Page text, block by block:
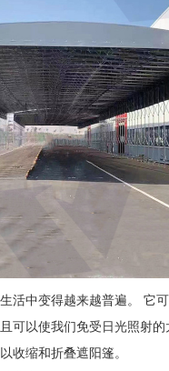
活中变得越来越普遍。 它
可以使我们免受日光照射的
收缩和折叠遮阳篷。